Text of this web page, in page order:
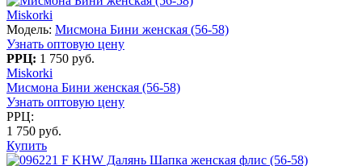
Miskorki
Модель: Мисмона Бини женская (56-58)
Узнать оптовую цену
РРЦ: 1 750 руб.
Miskorki
Мисмона Бини женская (56-58)
Узнать оптовую цену
РРЦ:
1 750 руб.
Купить